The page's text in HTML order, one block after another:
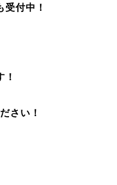
受付中！
！
さい！